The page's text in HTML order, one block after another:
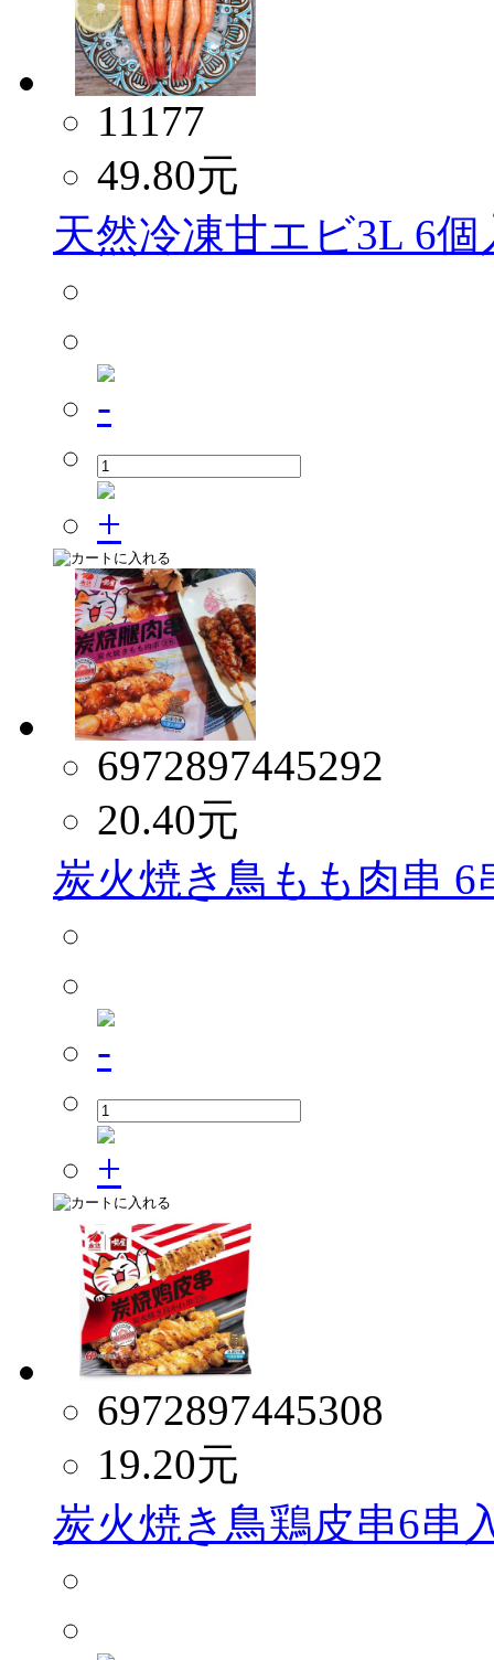
11177
49.80元
天然冷凍甘エビ3L 6個
6972897445292
20.40元
炭火焼き鳥もも肉串 6
6972897445308
19.20元
炭火焼き鳥鶏皮串6串